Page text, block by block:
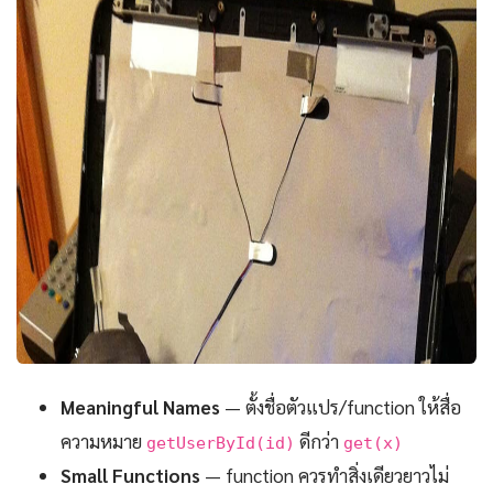
Meaningful Names — ตั้งชื่อตัวแปร/function ให้สื่อ
ความหมาย getUserById(id) ดีกว่า get(x)
Small Functions — function ควรทำสิ่งเดียวยาวไม่